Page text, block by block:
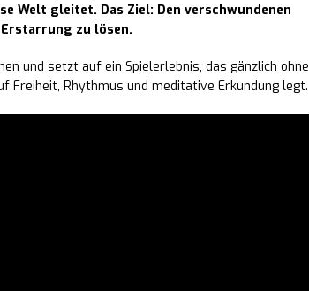
2026: Panel zur Erholung des
angekündigt NEWS
Innovatives First-Person-Puzzlespiel
Welt gleitet. Das Ziel: Den verschwundenen
zu lösen.
und setzt auf ein Spielerlebnis, das gänzlich ohne
Freiheit, Rhythmus und meditative Erkundung legt.